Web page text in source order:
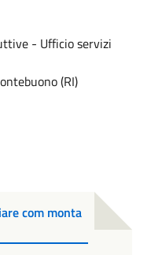
- Ufficio servizi
(RI)
com monta